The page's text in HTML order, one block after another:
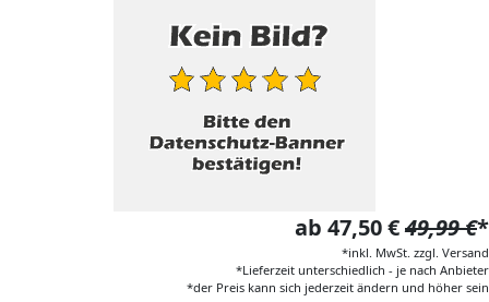
ab 47,50 €49,99 €*
*inkl. MwSt. zzgl. Versand
*Lieferzeit unterschiedlich - je nach Anbieter
*der Preis kann sich jederzeit ändern und höher sein